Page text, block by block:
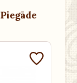
Piegāde